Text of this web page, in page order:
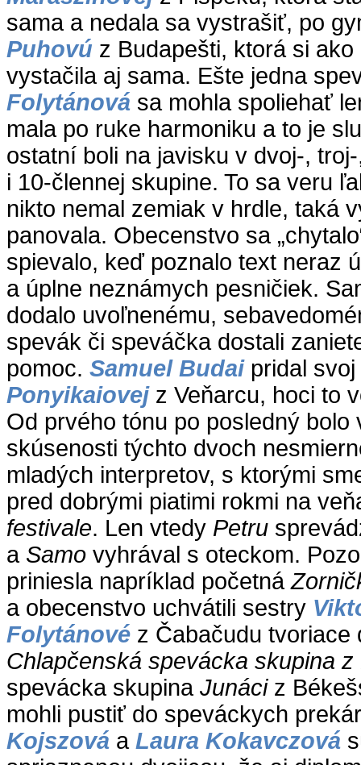
sama a nedala sa vystrašiť, po
Puhovú z Budapešti, ktorá si
vystačila aj sama. Ešte jedna
Folytánová sa mohla spoliehať
mala po ruke harmoniku a to je
ostatní boli na javisku v dvoj-,
i 10-člennej skupine. To sa veru
nikto nemal zemiak v hrdle, taká
panovala. Obecenstvo sa
spievalo, keď poznalo text neraz
a úplne neznámych pesničiek.
dodalo uvoľnenému,
spevák či speváčka dostali
pomoc. Samuel Budai pridal
Ponyikaiovej z Veňarcu, hoci to
Od prvého tónu po posledný
skúsenosti týchto dvoch
mladých interpretov, s ktorými
pred dobrými piatimi rokmi na
festivale. Len vtedy Petru
a Samo vyhrával s oteckom.
priniesla napríklad početná
a obecenstvo uchvátili sestry
Folytánové z Čabačudu
Chlapčenská spevácka skupina z
spevácka skupina Junáciz
mohli pustiť do speváckych
Kojszová a Laura Kokavczová